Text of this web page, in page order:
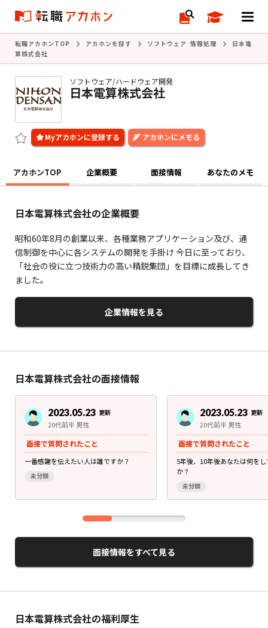
転職アカホンTOP アカホンを探す ソフトウェア 情報処理
日本電
算株式会社
ソフトウェア/ハードウェア開発
日本電算株式会社
アカホンにメモる
アカホンTOP 企業概要 面接情報 あなたのメモ
日本電算株式会社の企業概要
昭和60年8月の創業以来、各種業務アプリケーション及び、通
信制御を中心に各システムの開発を手掛け 今日に至っており、
「社会の役に立つ技術力の高い精鋭集団」を目標に成長してき
ました。
企業情報を見る
日本電算株式会社の面接情報
2023.05.23 更新
20代前半 男性
面接で質問されたこと
一番感謝を伝えたい人は誰ですか？
未分類
2023.05.23 更新
20代前半 男性
面接で質問されたこと
5年後、10年後あなたは何を
か？
未分類
面接情報をすべて見る
日本電算株式会社の福利厚生